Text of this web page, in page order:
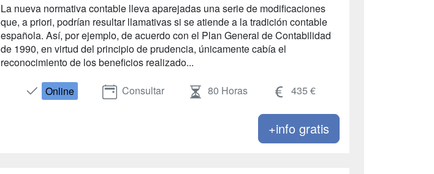
La nueva normativa contable lleva aparejadas una serie de modificaciones
que, a priori, podrían resultar llamativas si se atiende a la tradición contable
española. Así, por ejemplo, de acuerdo con el Plan General de Contabilidad
de 1990, en virtud del principio de prudencia, únicamente cabía el
reconocimiento de los beneficios realizado...
Online Consultar 80 Horas 435 €
+info gratis